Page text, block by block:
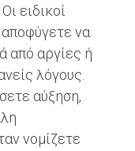
ειδικοί
αποφύγετε να
από αργίες ή
λόγους.
αύξηση,
νομίζετε